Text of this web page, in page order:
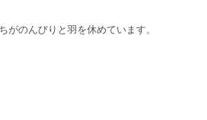
のんびりと羽を休めています。